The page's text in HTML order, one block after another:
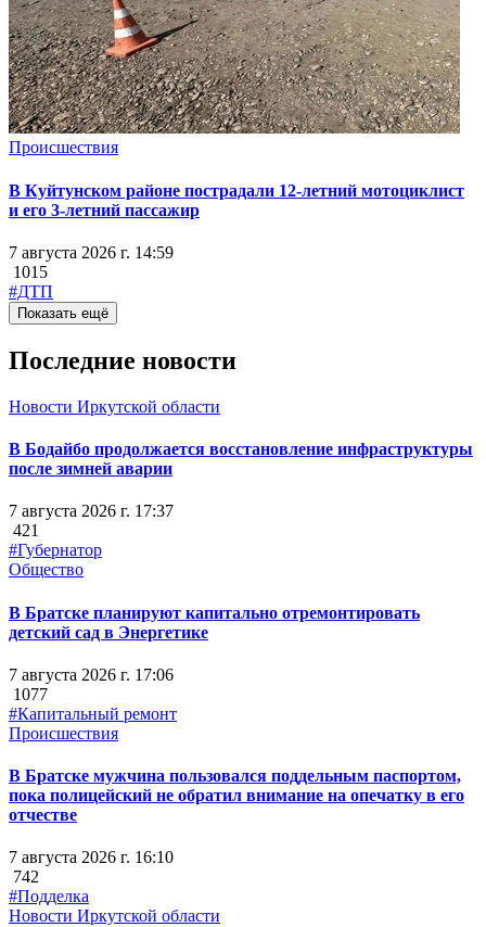
Происшествия
В Куйтунском районе пострадали 12-летний мотоциклист
и его 3-летний пассажир
7 августа 2026 г. 14:59
1015
#ДТП
Показать ещё
Последние новости
Новости Иркутской области
В Бодайбо продолжается восстановление инфраструктуры
после зимней аварии
7 августа 2026 г. 17:37
421
#Губернатор
Общество
В Братске планируют капитально отремонтировать
детский сад в Энергетике
7 августа 2026 г. 17:06
1077
#Капитальный ремонт
Происшествия
В Братске мужчина пользовался поддельным паспортом,
пока полицейский не обратил внимание на опечатку в его
отчестве
7 августа 2026 г. 16:10
742
#Подделка
Новости Иркутской области